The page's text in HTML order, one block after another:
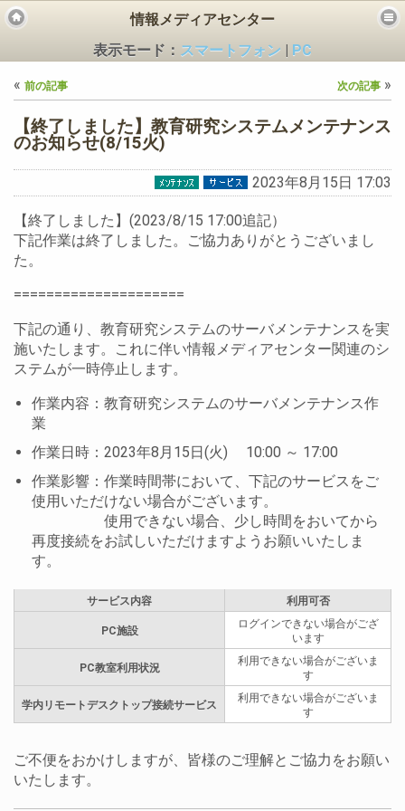
情報メディアセンター
表示モード： スマートフォン
PC
« 前の記事 次の記事 »
【終了しました】教育研究システムメンテナンス
のお知らせ(8/15火)
2023年8月15日 17:03
【終了しました】(2023/8/15 17:00追記）
下記作業は終了しました。ご協力ありがとうございまし
た。
=====================
下記の通り、教育研究システムのサーバメンテナンスを実
施いたします。これに伴い情報メディアセンター関連のシ
ステムが一時停止します。
作業内容：教育研究システムのサーバメンテナンス作
業
作業日時：2023年8月15日(火) 10:00 ～ 17:00
作業影響：作業時間帯において、下記のサービスをご
使用いただけない場合がございます。
使用できない場合、少し時間をおいてから
再度接続をお試しいただけますようお願いいたしま
す。
サービス内容 利用可否
PC施設
ログインできない場合がござ
います
PC教室利用状況
利用できない場合がございま
す
学内リモートデスクトップ接続サービス
利用できない場合がございま
す
ご不便をおかけしますが、皆様のご理解とご協力をお願い
いたします。